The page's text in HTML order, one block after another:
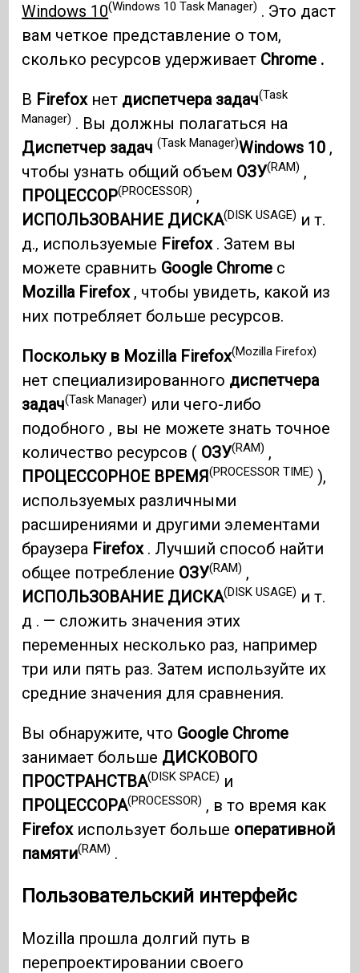
Windows 10(Windows 10 Task Manager) . Это даст
вам четкое представление о том,
сколько ресурсов удерживает Chrome .
В Firefoxнет диспетчера задач(Task
Manager) . Вы должны полагаться на
Диспетчер задач(Task Manager)Windows 10 ,
чтобы узнать общий объем ОЗУ(RAM) ,
ПРОЦЕССОР(PROCESSOR) ,
ИСПОЛЬЗОВАНИЕ ДИСКА(DISK USAGE) и т.
д., используемые Firefox. Затем вы
можете сравнить Google Chrome с
Mozilla Firefox, чтобы увидеть, какой из
них потребляет больше ресурсов.
Поскольку в Mozilla Firefox(Mozilla Firefox)
нет специализированного диспетчера
задач(Task Manager) или чего-либо
подобного , вы не можете знать точное
количество ресурсов ( ОЗУ(RAM) ,
ПРОЦЕССОРНОЕ ВРЕМЯ(PROCESSOR TIME) ),
используемых различными
расширениями и другими элементами
браузера Firefox. Лучший способ найти
общее потребление ОЗУ(RAM) ,
ИСПОЛЬЗОВАНИЕ ДИСКА(DISK USAGE) и т.
д . — сложить значения этих
переменных несколько раз, например
три или пять раз. Затем используйте их
средние значения для сравнения.
Вы обнаружите, что Google Chrome
занимает больше ДИСКОВОГО
ПРОСТРАНСТВА(DISK SPACE) и
ПРОЦЕССОРА(PROCESSOR) , в то время как
Firefoxиспользует больше оперативной
памяти(RAM) .
Пользовательский интерфейс
Mozilla прошла долгий путь в
перепроектировании своего